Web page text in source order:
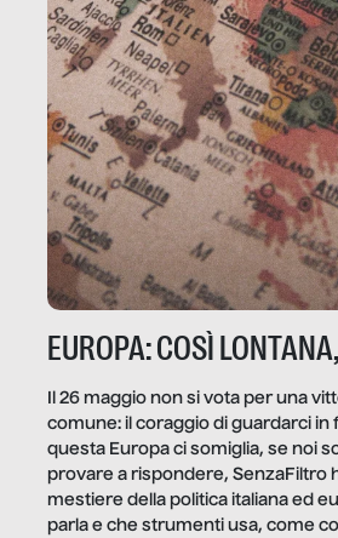
EUROPA: COSÌ
Il 26 maggio non si vota per una
comune: il coraggio di guardarci in
questa Europa ci somiglia, se noi
provare a rispondere, SenzaFiltro
mestiere della politica italiana ed
parla e che strumenti usa, come